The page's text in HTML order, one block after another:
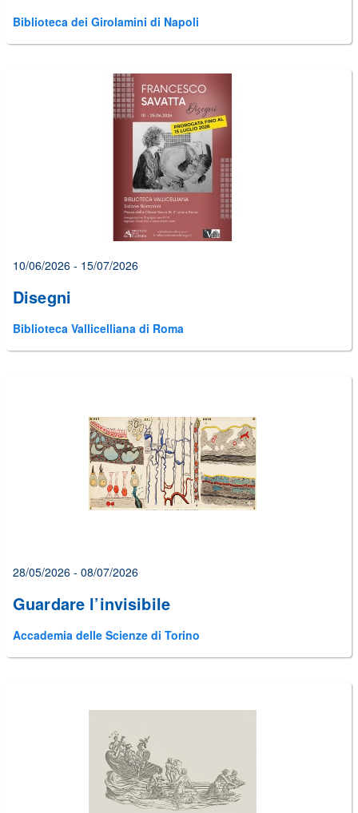
Biblioteca dei Girolamini di Napoli
10/06/2026 - 15/07/2026
Disegni
Biblioteca Vallicelliana di Roma
28/05/2026 - 08/07/2026
Guardare l’invisibile
Accademia delle Scienze di Torino